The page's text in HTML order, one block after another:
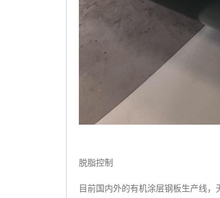
脱脂控制
目前国内外的有机涂层钢板生产线